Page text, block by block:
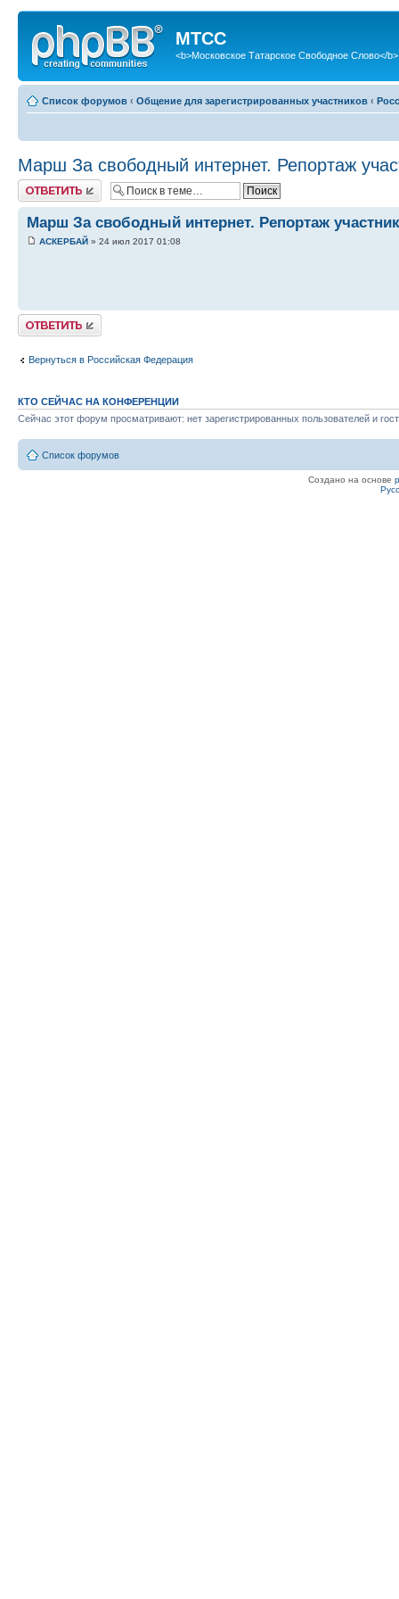
МТСС
<b>Московское Татарское Свободное Слово</b>
Список форумов ‹ Общение для зарегистрированных участников ‹
Марш За свободный интернет. Репортаж
Ответить
Марш За свободный интернет. Репортаж
АСКЕРБАЙ » 24 июл 2017 01:08
Ответить
Вернуться в Российская Федерация
КТО СЕЙЧАС НА КОНФЕРЕНЦИИ
Сейчас этот форум просматривают: нет зарегистрированных пользователей и
Список форумов
Создано на основе